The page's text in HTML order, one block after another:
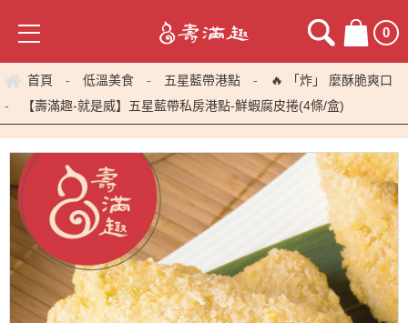
0
首頁 - 低溫美食 - 五星藍帶港點 - 🔥 「炸」 麼酥脆爽口
- 【壽滿趣-就是威】五星藍帶私房港點-鮮蝦腐皮捲(4條/盒)